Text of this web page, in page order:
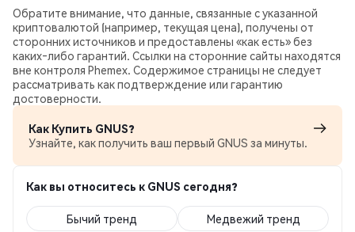
Обратите внимание, что данные, связанные с указанной
криптовалютой (например, текущая цена), получены от
сторонних источников и предоставлены «как есть» без
каких‑либо гарантий. Ссылки на сторонние сайты находятся
вне контроля Phemex. Содержимое страницы не следует
рассматривать как подтверждение или гарантию
достоверности.
Как Купить GNUS?
Узнайте, как получить ваш первый GNUS за минуты.
Как вы относитесь к GNUS сегодня?
Бычий тренд Медвежий тренд